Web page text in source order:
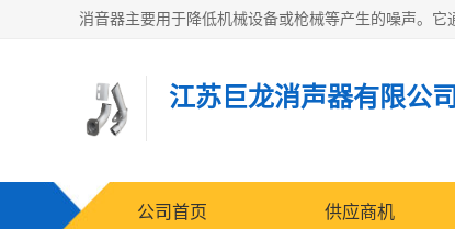
江苏巨龙消声器有限公司
公司首页 供应商机